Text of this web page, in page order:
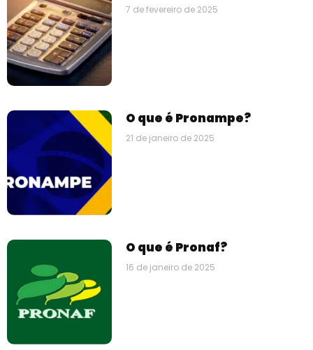
7 de fevereiro de 2025
O que é Pronampe?
21 de janeiro de 2025
O que é Pronaf?
16 de janeiro de 2025